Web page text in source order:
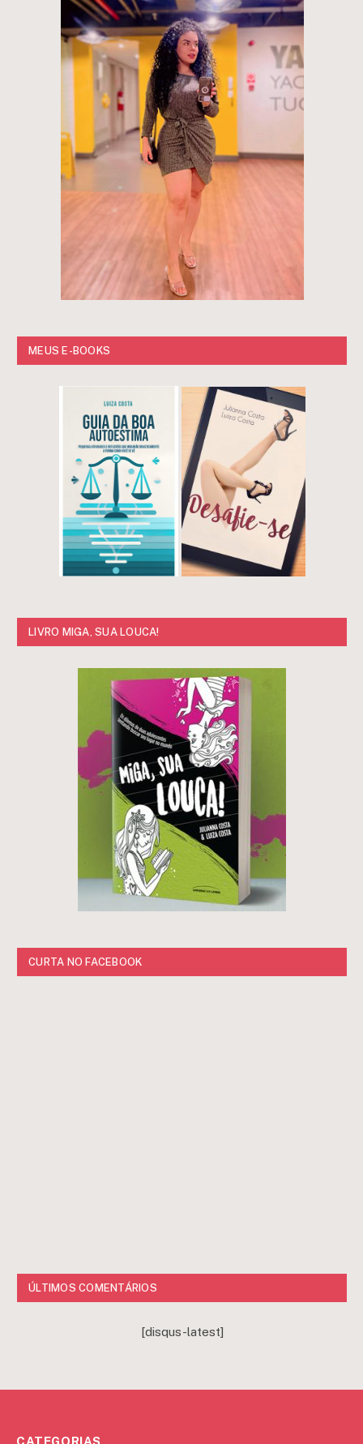
MEUS E-BOOKS
LIVRO MIGA, SUA LOUCA!
CURTA NO FACEBOOK
ÚLTIMOS COMENTÁRIOS
[disqus-latest]
CATEGORIAS